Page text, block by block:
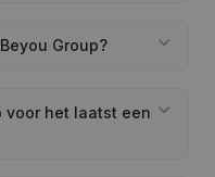
Group?
voor het laatst een